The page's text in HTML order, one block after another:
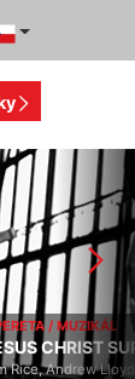
/ MUZIKÁL
CHRIST
Andrew Lloyd